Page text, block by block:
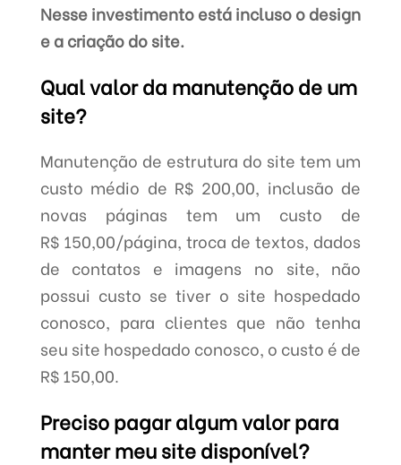
Nesse investimento está incluso o design
e a criação do site.
Qual valor da manutenção de um
site?
Manutenção de estrutura do site tem um
custo médio de R$ 200,00, inclusão de
novas páginas tem um custo de
R$ 150,00/página, troca de textos, dados
de contatos e imagens no site, não
possui custo se tiver o site hospedado
conosco, para clientes que não tenha
seu site hospedado conosco, o custo é de
R$ 150,00.
Preciso pagar algum valor para
manter meu site disponível?